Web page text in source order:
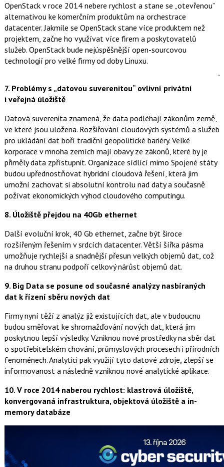
OpenStack v roce 2014 nebere rychlost a stane se „otevřenou”
alternativou ke komerčním produktům na orchestrace
datacenter. Jakmile se OpenStack stane více produktem než
projektem, začne ho využívat více firem a poskytovatelů
služeb. OpenStack bude nejúspěšnější open-sourcovou
technologií pro velké firmy od doby Linuxu.
7. Problémy s „datovou suverenitou“ ovlivní privátní
i veřejná úložiště
Datová suverenita znamená, že data podléhají zákonům země,
ve které jsou uložena. Rozšiřování cloudových systémů a služeb
pro ukládání dat boří tradiční geopolitické bariéry. Velké
korporace v mnoha zemích mají obavy ze zákonů, které by je
přiměly data zpřístupnit. Organizace sídlící mimo Spojené státy
budou upřednostňovat hybridní cloudová řešení, která jim
umožní zachovat si absolutní kontrolu nad daty a současně
požívat ekonomických výhod cloudového computingu.
8. Úložiště přejdou na 40Gb ethernet
Další evoluční krok, 40 Gb ethernet, začne být široce
rozšířeným řešením v srdcích datacenter. Větší šířka pásma
umožňuje rychlejší a snadnější přesun velkých objemů dat, což
na druhou stranu podpoří celkový nárůst objemů dat.
9. Big Data se posune od současné analýzy nasbíraných
dat k řízení sběru nových dat
Firmy nyní těží z analýz již existujících dat, ale v budoucnu
budou směřovat ke shromažďování nových dat, která jim
poskytnou lepší výsledky. Vzniknou nové prostředky na sběr dat
o spotřebitelském chování, průmyslových procesech i přírodních
fenoménech. Analytici pak využijí tyto datové zdroje, zlepší se
informovanost a následně vzniknou nové analytické aplikace.
10. V roce 2014 naberou rychlost: klastrová úložiště,
konvergovaná infrastruktura, objektová úložiště a in-
memory databáze